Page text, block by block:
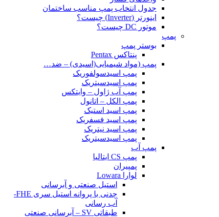
جدول انتخاب پمپ مناسب ساختمان
اینورتر (Inverter) چیست؟
موتور DC چیست؟
پمپ
بوستر پمپ
پنتاکس Pentax
پمپ (مواد شیمیایی(اسیدی) – ضد…
پمپ اسیدسولفوریک
پمپ اسیدسیتریک
پمپ آب ژاول – وایتکس
پمپ الکل – اتانول
پمپ اسید استیک
پمپ اسید فسفریک
پمپ اسید نیتریک
پمپ اسیدسیتریک
پمپ آب
پمپ CS ایتالیا
پمپیران
لوارا Lowara
استیل صنعتی و آبرسانی
چدنی با پروانه استیل سری FHE-
آب رسانی
طبقاتی SV – آبرسانی صنعتی